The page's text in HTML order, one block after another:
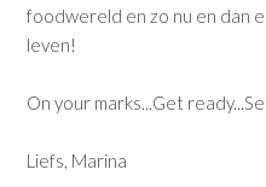
foodwereld en zo nu en dan
leven!
On your marks...Get
Liefs, Marina